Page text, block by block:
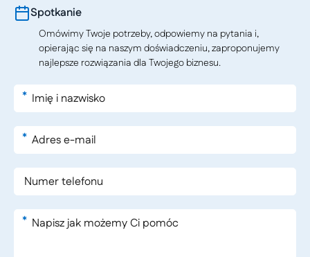
Spotkanie
Omówimy Twoje potrzeby, odpowiemy na pytania i,
opierając się na naszym doświadczeniu, zaproponujemy
najlepsze rozwiązania dla Twojego biznesu.
*
*
*